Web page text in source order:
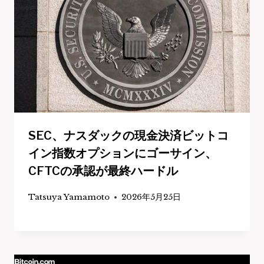
SEC、ナスダックの現金決済ビットコ
イン指数オプションにゴーサイン、
CFTCの承認が最終ハードル
Tatsuya Yamamoto 2026年5月25日